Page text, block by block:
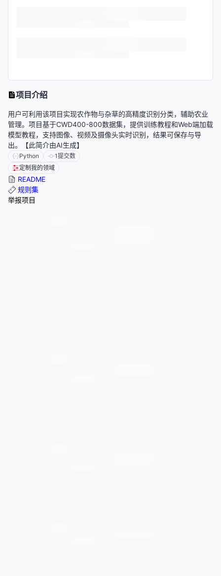
项目介绍
用户可利用该项目实现农作物与杂草的高精度识别分类，辅助农业
管理。项目基于CWD400-800数据集，提供训练教程和Web端加载
模型教程，支持图像、视频及摄像头实时识别，结果可保存与导
出。【此简介由AI生成】
Python 1提交数
定制我的领域
README
规则集
举报项目